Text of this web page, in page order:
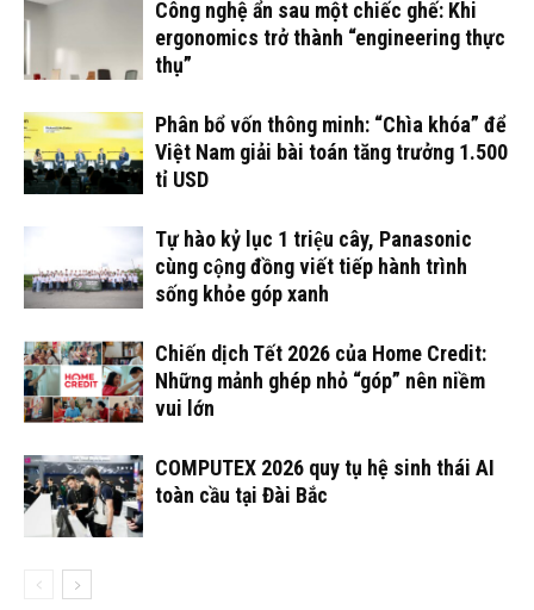
Công nghệ ẩn sau một chiếc ghế: Khi
ergonomics trở thành “engineering thực
thụ”
Phân bổ vốn thông minh: “Chìa khóa” để
Việt Nam giải bài toán tăng trưởng 1.500
tỉ USD
Tự hào kỷ lục 1 triệu cây, Panasonic
cùng cộng đồng viết tiếp hành trình
sống khỏe góp xanh
Chiến dịch Tết 2026 của Home Credit:
Những mảnh ghép nhỏ “góp” nên niềm
vui lớn
COMPUTEX 2026 quy tụ hệ sinh thái AI
toàn cầu tại Đài Bắc